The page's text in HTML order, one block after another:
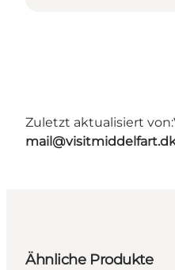
Zuletzt aktualisiert von:
Ähnliche Produkte